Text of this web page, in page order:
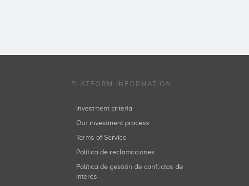
PLATFORM INFORMATION
Investment criteria
Our investment process
Terms of Service
Política de reclamaciones
Política de gestión de conflictos de
interés